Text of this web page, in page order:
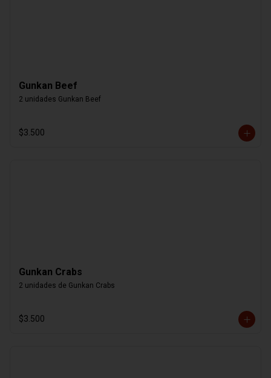
Gunkan Beef
2 unidades Gunkan Beef
$3.500
Gunkan Crabs
2 unidades de Gunkan Crabs
$3.500